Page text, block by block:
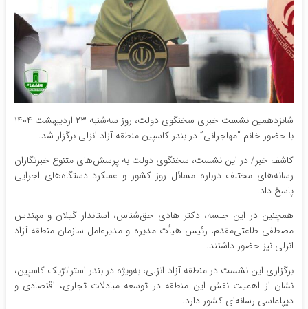
شانزدهمین نشست خبری سخنگوی دولت، روز سه‌شنبه ۲۳ اردیبهشت ۱۴۰۴
با حضور خانم “مهاجرانی” در بندر کاسپین منطقه آزاد انزلی برگزار شد.
کاشف خبر/ در این نشست، سخنگوی دولت به پرسش‌های متنوع خبرنگاران
رسانه‌های مختلف درباره مسائل روز کشور و عملکرد دستگاه‌های اجرایی
پاسخ داد.
همچنین در این جلسه، دکتر هادی حق‌شناس، استاندار گیلان و مهندس
مصطفی طاعتی‌مقدم، رئیس هیأت مدیره و مدیرعامل سازمان منطقه آزاد
انزلی نیز حضور داشتند.
برگزاری این نشست در منطقه آزاد انزلی، به‌ویژه در بندر استراتژیک کاسپین،
نشان از اهمیت نقش این منطقه در توسعه مبادلات تجاری، اقتصادی و
دیپلماسی رسانه‌ای کشور دارد.